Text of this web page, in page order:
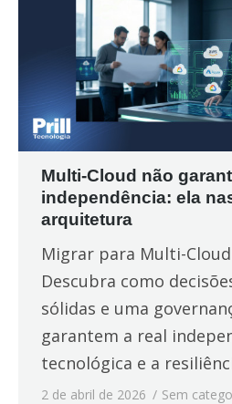
Multi-Cloud não
independência: ela
arquitetura
Migrar para Multi-
Descubra como
sólidas e uma
garantem a real
tecnológica e a
2 de abril de 2026 Sem